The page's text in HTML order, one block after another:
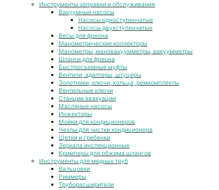
Инструменты заправки и обслуживания
Вакуумные насосы
Насосы одноступенчатые
Насосы двухступенчатые
Весы для фреона
Манометрические коллекторы
Манометры, мановакуумметры, вакуумметры
Шланги для фреона
Быстросъемные муфты
Вентили, адаптеры, штуцеры
Золотники, ключи, кольца, ремкомплекты
Вентильные ключи
Станции эвакуации
Масляные насосы
Инжекторы
Мойки для кондиционеров
Чехлы для чистки кондиционера
Щетки и гребенки
Зеркала инспекционные
Кримперы для обжима шлангов
Инструменты для медных труб
Вальцовки
Риммеры
Труборасширители